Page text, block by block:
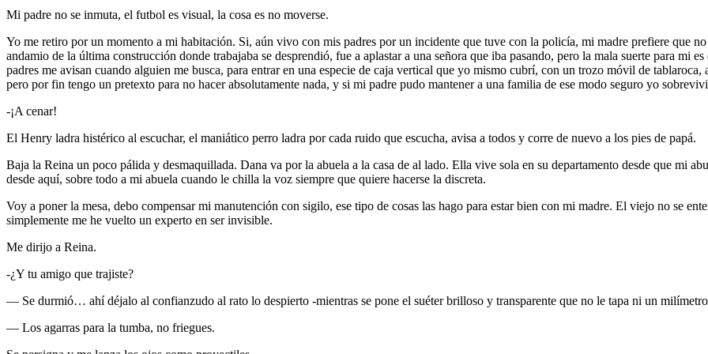
Mi padre no se inmuta, el futbol es visual, la cosa es no moverse.
Yo me retiro por un momento a mi habitación. Si, aún vivo con mis padres por un incidente que tuve con la policía, mi madre prefiere que
andamio de la última construcción donde trabajaba se desprendió, fue a aplastar a una señora que iba pasando, pero la mala suerte para mi
padres me avisan cuando alguien me busca, para entrar en una especie de caja vertical que yo mismo cubrí, con un trozo móvil de
pero por fin tengo un pretexto para no hacer absolutamente nada, y si mi padre pudo mantener a una familia de ese modo seguro yo
-¡A cenar!
El Henry ladra histérico al escuchar, el maniático perro ladra por cada ruido que escucha, avisa a todos y corre de nuevo a los pies de papá.
Baja la Reina un poco pálida y desmaquillada. Dana va por la abuela a la casa de al lado. Ella vive sola en su departamento desde que mi
desde aquí, sobre todo a mi abuela cuando le chilla la voz siempre que quiere hacerse la discreta.
Voy a poner la mesa, debo compensar mi manutención con sigilo, ese tipo de cosas las hago para estar bien con mi madre. El viejo no se
simplemente me he vuelto un experto en ser invisible.
Me dirijo a Reina.
-¿Y tu amigo que trajiste?
— Se durmió… ahí déjalo al confianzudo al rato lo despierto -mientras se pone el suéter brilloso y transparente que no le tapa ni un
— Los agarras para la tumba, no friegues.